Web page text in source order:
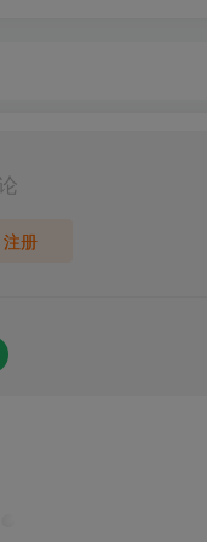
播、点播、分享互动
注册